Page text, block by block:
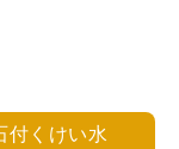
付くけい水